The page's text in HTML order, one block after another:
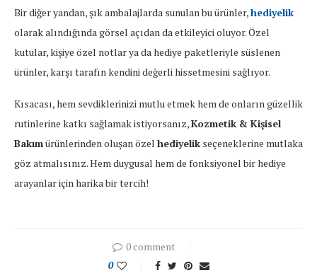
Bir diğer yandan, şık ambalajlarda sunulan bu ürünler,hediyelik
olarak alındığında görsel açıdan da etkileyici oluyor. Özel
kutular, kişiye özel notlar ya da hediye paketleriyle süslenen
ürünler, karşı tarafın kendini değerli hissetmesini sağlıyor.
Kısacası, hem sevdiklerinizi mutlu etmek hem de onların güzellik
rutinlerine katkı sağlamak istiyorsanız,Kozmetik & Kişisel
Bakımürünlerinden oluşan özel hediyelik seçeneklerine mutlaka
göz atmalısınız. Hem duygusal hem de fonksiyonel bir hediye
arayanlar için harika bir tercih!
0 comment
0